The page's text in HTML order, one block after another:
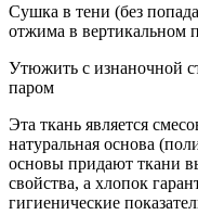
Сушка в тени (без
отжима в вертикальном
Утюжить с изнаночной
паром
Эта ткань является
натуральная основа
основы придают ткани
свойства, а хлопок
гигиенические